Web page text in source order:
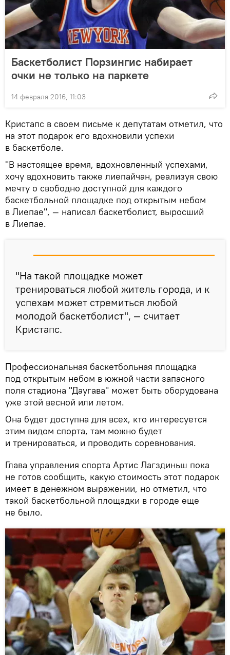
Баскетболист Порзингис набирает
очки не только на паркете
14 февраля 2016, 11:03
Кристапс в своем письме к депутатам отметил, что
на этот подарок его вдохновили успехи
в баскетболе.
"В настоящее время, вдохновленный успехами,
хочу вдохновить также лиепайчан, реализуя свою
мечту о свободно доступной для каждого
баскетбольной площадке под открытым небом
в Лиепае", — написал баскетболист, выросший
в Лиепае.
"На такой площадке может
тренироваться любой житель города, и к
успехам может стремиться любой
молодой баскетболист", — считает
Кристапс.
Профессиональная баскетбольная площадка
под открытым небом в южной части запасного
поля стадиона "Даугава" может быть оборудована
уже этой весной или летом.
Она будет доступна для всех, кто интересуется
этим видом спорта, там можно будет
и тренироваться, и проводить соревнования.
Глава управления спорта Артис Лагздиньш пока
не готов сообщить, какую стоимость этот подарок
имеет в денежном выражении, но отметил, что
такой баскетбольной площадки в городе еще
не было.